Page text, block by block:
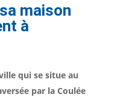
maison
à
qui se situe au
par la Coulée